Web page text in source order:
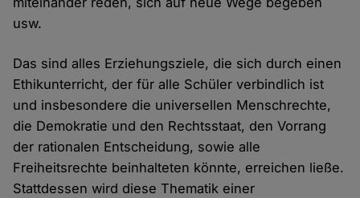
usw.
Das sind alles Erziehungsziele, die sich durch einen
Ethikunterricht, der für alle Schüler verbindlich ist
und insbesondere die universellen Menschrechte,
die Demokratie und den Rechtsstaat, den Vorrang
der rationalen Entscheidung, sowie alle
Freiheitsrechte beinhalteten könnte, erreichen ließe.
Stattdessen wird diese Thematik einer